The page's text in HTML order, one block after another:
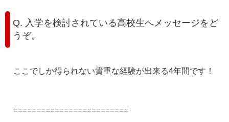
Q. 入学を検討されている高校生へメッセージをど
うぞ。
ここでしか得られない貴重な経験が出来る4年間です！
=========================